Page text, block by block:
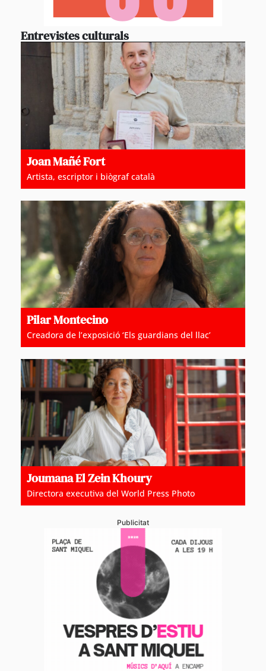
Entrevistes culturals
Joan Mañé Fort
Artista, escriptor i biògraf català
Pilar Montecino
Creadora de l’exposició ‘Els guardians del llac’
Joumana El Zein Khoury
Directora executiva del World Press Photo
Publicitat